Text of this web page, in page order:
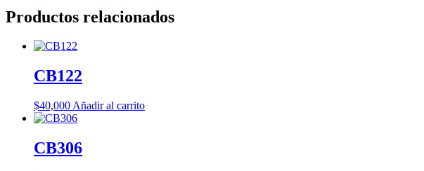
Productos relacionados
CB122
$40,000 Añadir al carrito
CB306